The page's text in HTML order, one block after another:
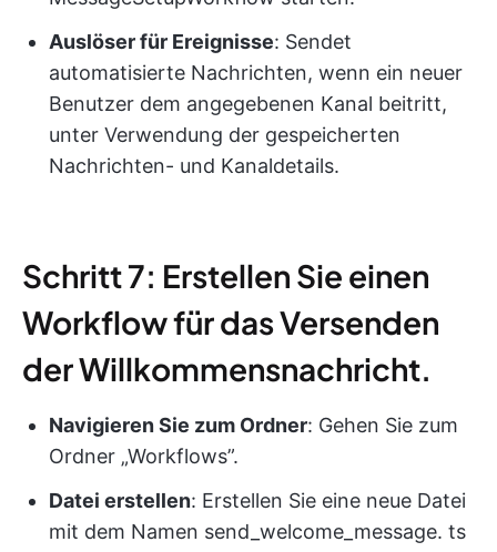
Auslöser für Ereignisse: Sendet
automatisierte Nachrichten, wenn ein neuer
Benutzer dem angegebenen Kanal beitritt,
unter Verwendung der gespeicherten
Nachrichten- und Kanaldetails.
Schritt 7: Erstellen Sie einen
Workflow für das Versenden
der Willkommensnachricht.
Navigieren Sie zum Ordner: Gehen Sie zum
Ordner „Workflows”.
Datei erstellen: Erstellen Sie eine neue Datei
mit dem Namen send_welcome_message. ts